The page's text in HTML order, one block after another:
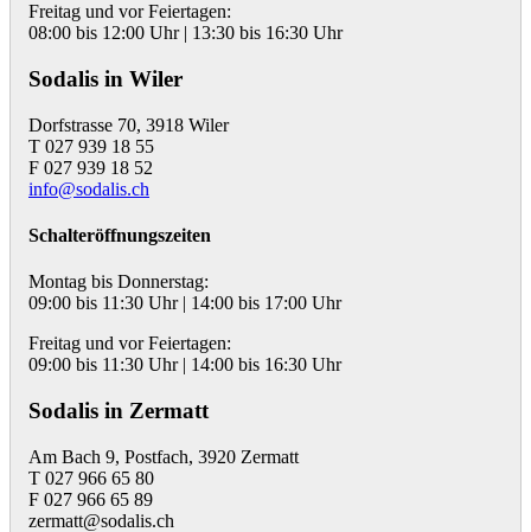
Freitag und vor Feiertagen:
08:00 bis 12:00 Uhr | 13:30 bis 16:30 Uhr
Sodalis in Wiler
Dorfstrasse 70, 3918 Wiler
T 027 939 18 55
F 027 939 18 52
info@sodalis.ch
Schalteröffnungszeiten
Montag bis Donnerstag:
09:00 bis 11:30 Uhr | 14:00 bis 17:00 Uhr
Freitag und vor Feiertagen:
09:00 bis 11:30 Uhr | 14:00 bis 16:30 Uhr
Sodalis in Zermatt
Am Bach 9, Postfach, 3920 Zermatt
T 027 966 65 80
F 027 966 65 89
zermatt@sodalis.ch